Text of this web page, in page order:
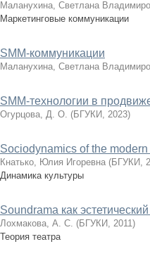
Маланухина, Светлана
Маркетинговые коммуникации
SMM-коммуникации
Маланухина, Светлана
SMM-технологии в
Огурцова, Д. О. (БГУКИ, 2023)
Sociodynamics of the
Кнатько, Юлия Игоревна (БГУКИ,
Динамика культуры
Soundrama как
Лохмакова, А. С. (БГУКИ, 2011)
Теория театра